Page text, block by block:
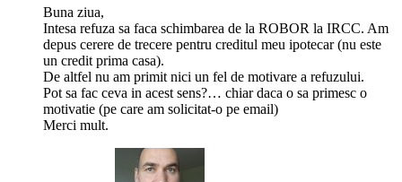
Buna ziua,
Intesa refuza sa faca schimbarea de la ROBOR la IRCC. Am
depus cerere de trecere pentru creditul meu ipotecar (nu este
un credit prima casa).
De altfel nu am primit nici un fel de motivare a refuzului.
Pot sa fac ceva in acest sens?… chiar daca o sa primesc o
motivatie (pe care am solicitat-o pe email)
Merci mult.